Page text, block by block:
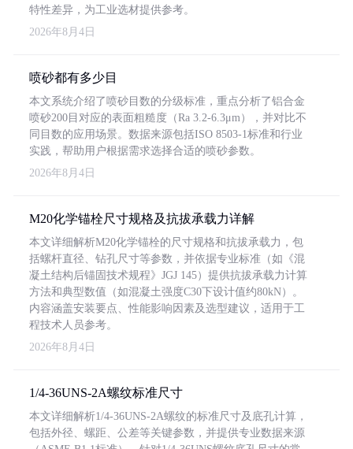
特性差异，为工业选材提供参考。
2026年8月4日
喷砂都有多少目
本文系统介绍了喷砂目数的分级标准，重点分析了铝合金
喷砂200目对应的表面粗糙度（Ra 3.2-6.3μm），并对比不
同目数的应用场景。数据来源包括ISO 8503-1标准和行业
实践，帮助用户根据需求选择合适的喷砂参数。
2026年8月4日
M20化学锚栓尺寸规格及抗拔承载力详解
本文详细解析M20化学锚栓的尺寸规格和抗拔承载力，包
括螺杆直径、钻孔尺寸等参数，并依据专业标准（如《混
凝土结构后锚固技术规程》JGJ 145）提供抗拔承载力计算
方法和典型数值（如混凝土强度C30下设计值约80kN）。
内容涵盖安装要点、性能影响因素及选型建议，适用于工
程技术人员参考。
2026年8月4日
1/4-36UNS-2A螺纹标准尺寸
本文详细解析1/4-36UNS-2A螺纹的标准尺寸及底孔计算，
包括外径、螺距、公差等关键参数，并提供专业数据来源